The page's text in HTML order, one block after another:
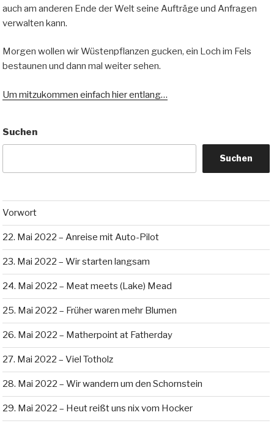
auch am anderen Ende der Welt seine Aufträge und Anfragen
verwalten kann.
Morgen wollen wir Wüstenpflanzen gucken, ein Loch im Fels
bestaunen und dann mal weiter sehen.
Um mitzukommen einfach hier entlang…
Suchen
Suchen
Vorwort
22. Mai 2022 – Anreise mit Auto-Pilot
23. Mai 2022 – Wir starten langsam
24. Mai 2022 – Meat meets (Lake) Mead
25. Mai 2022 – Früher waren mehr Blumen
26. Mai 2022 – Matherpoint at Fatherday
27. Mai 2022 – Viel Totholz
28. Mai 2022 – Wir wandern um den Schornstein
29. Mai 2022 – Heut reißt uns nix vom Hocker